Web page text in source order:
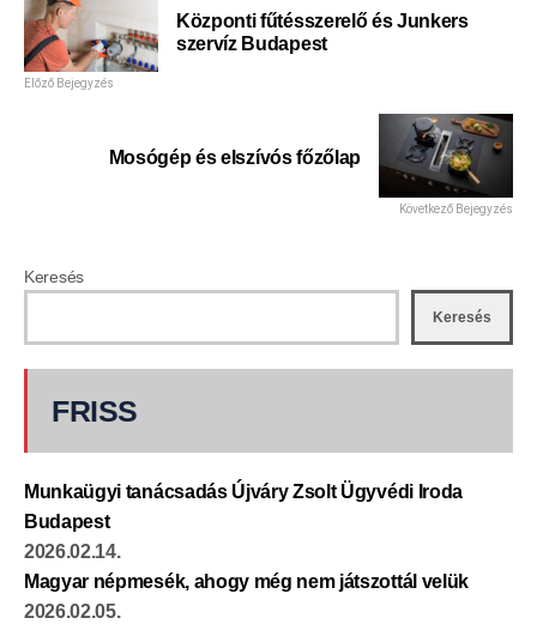
Központi fűtésszerelő és Junkers
szervíz Budapest
Előző Bejegyzés
Mosógép és elszívós főzőlap
Következő Bejegyzés
Keresés
Keresés
FRISS
Munkaügyi tanácsadás Újváry Zsolt Ügyvédi Iroda
Budapest
2026.02.14.
Magyar népmesék, ahogy még nem játszottál velük
2026.02.05.